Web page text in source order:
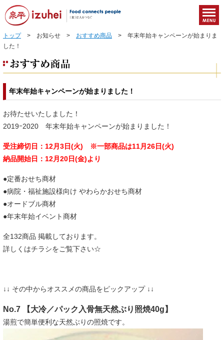
トップ> お知らせ > おすすめ商品 > 年末年始キャンペーンが始まりま
した！
年末年始キャンペーンが始まりました！
お待たせいたしました！
2019ｰ2020 年末年始キャンペーンが始まりました！
受注締切日：12月3日(火) ※一部商品は11月26日(火)
納品開始日：12月20日(金)より
●定番おせち商材
●病院・福祉施設様向け やわらかおせち商材
●オードブル商材
●年末年始イベント商材
全132商品 掲載しております。
詳しくはチラシをご覧下さい☆
↓↓ その中からオススメの商品をピックアップ ↓↓
No.7 【大冷／パック入骨無天然ぶり照焼40g】
湯煎で簡単便利な天然ぶりの照焼です。